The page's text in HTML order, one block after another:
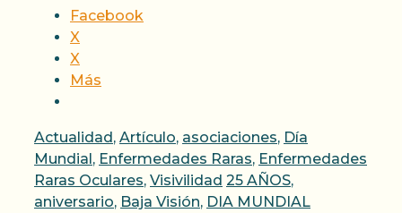
Facebook
X
X
Más
Categorías
Actualidad, Artículo, asociaciones, Día
Mundial, Enfermedades Raras, Enfermedades
Raras Oculares, Visivilidad Etiquetas
25 AÑOS,
aniversario, Baja Visión, DIA MUNDIAL